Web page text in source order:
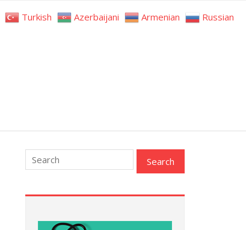
Turkish Azerbaijani Armenian Russian